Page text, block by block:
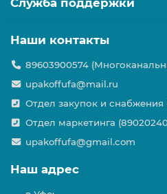
Служба поддержки
Наши контакты
89603900574
upakoffufa@mail.ru
Отдел закупок и снабжения
Отдел маркетинга
upakoffufa@gmail.com
Наш адрес